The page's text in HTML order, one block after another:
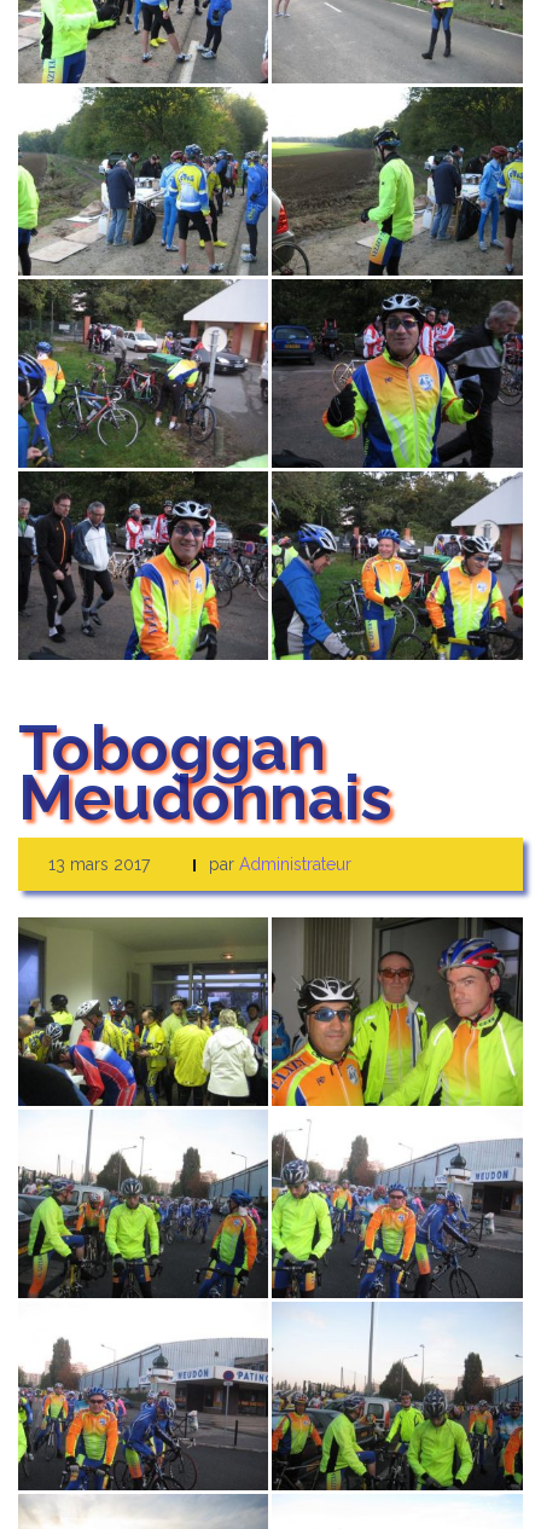
Toboggan
Meudonnais
13 mars 2017 par Administrateur